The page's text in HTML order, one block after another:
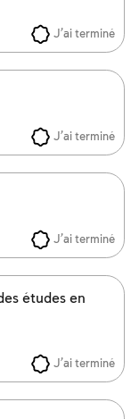
J'ai terminé
J'ai terminé
J'ai terminé
études en
J'ai terminé